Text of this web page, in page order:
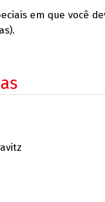
em que você